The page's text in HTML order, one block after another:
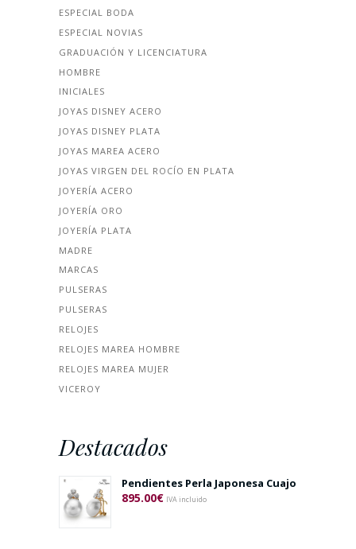
ESPECIAL BODA
ESPECIAL NOVIAS
GRADUACIÓN Y LICENCIATURA
HOMBRE
INICIALES
JOYAS DISNEY ACERO
JOYAS DISNEY PLATA
JOYAS MAREA ACERO
JOYAS VIRGEN DEL ROCÍO EN PLATA
JOYERÍA ACERO
JOYERÍA ORO
JOYERÍA PLATA
MADRE
MARCAS
PULSERAS
PULSERAS
RELOJES
RELOJES MAREA HOMBRE
RELOJES MAREA MUJER
VICEROY
Destacados
Pendientes Perla Japonesa Cuajo
895.00€ IVA incluido